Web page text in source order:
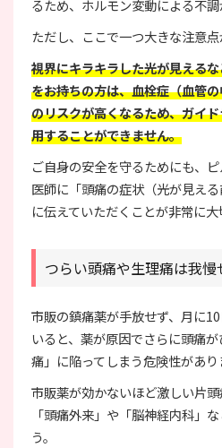
るため、ホルモン変動による不調
ただし、ここで一つ大きな注意点
視界にキラキラした光が見える
をお持ちの方は、血栓症（血管
のリスクが高くなるため、ガイ
用することができません。
ご自身の安全を守るためにも、ピ
医師に「頭痛の症状（光が見え
に伝えていただくことが非常に大
つらい頭痛や生理痛は我慢
市販の鎮痛薬が手放せず、月に
いると、薬が原因でさらに頭痛
痛」に陥ってしまう危険性があり
市販薬が効かないほど激しい片
「頭痛外来」や「脳神経内科」
う。